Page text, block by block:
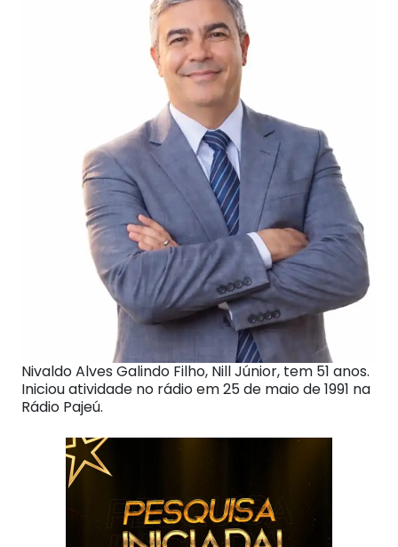
Nivaldo Alves Galindo Filho, Nill Júnior, tem 51 anos.
Iniciou atividade no rádio em 25 de maio de 1991 na
Rádio Pajeú.